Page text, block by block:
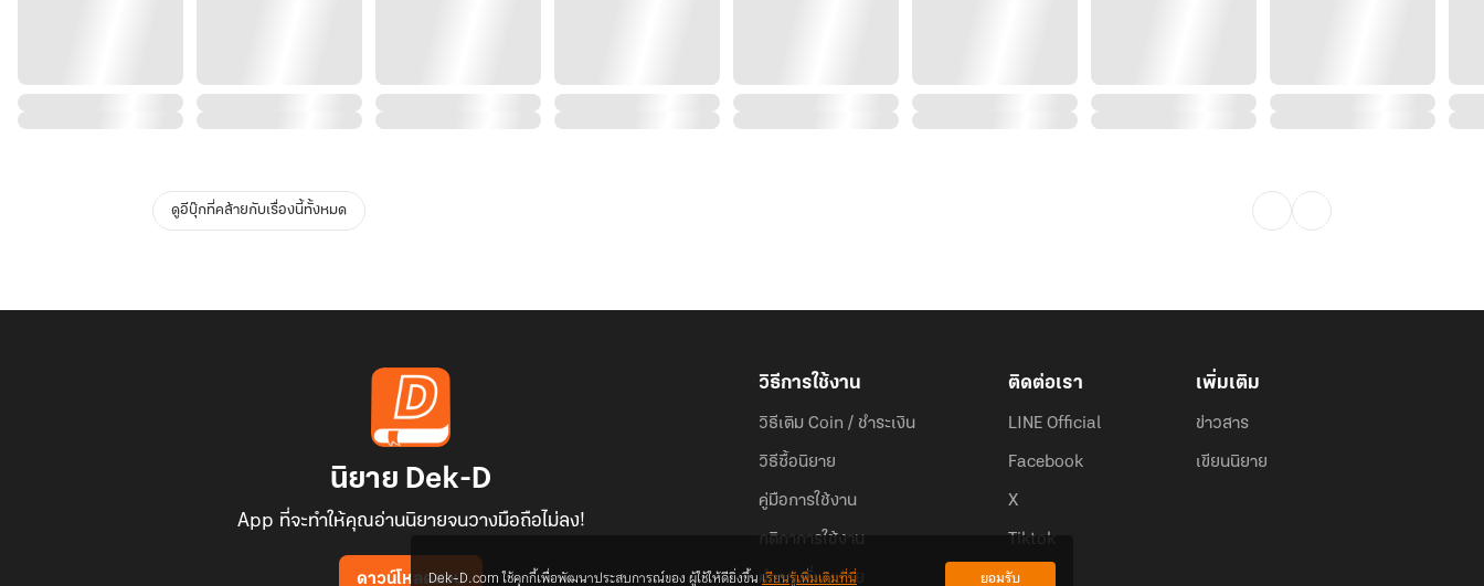
ดูอีบุ๊กที่คล้ายกับเรื่องนี้ทั้งหมด
นิยาย Dek-D
App ที่จะทำให้คุณอ่านนิยายจนวางมือถือไม่ลง!
ดาวน์โหลดแอป
วิธีการใช้งาน
วิธีเติม Coin / ชำระเงิน
วิธีซื้อนิยาย
คู่มือการใช้งาน
กติกาการใช้งาน
คำถามที่พบบ่อย
ติดต่อเรา
LINE Official
Facebook
X
Tiktok
เพิ่มเติม
ข่าวสาร
เขียนนิยาย
Dek-D.com ใช้คุกกี้เพื่อพัฒนาประสบการณ์ของ ผู้ใช้ให้ดียิ่งขึ้นเรียนรู้เพิ่มเติมที่นี่ ยอมรับ